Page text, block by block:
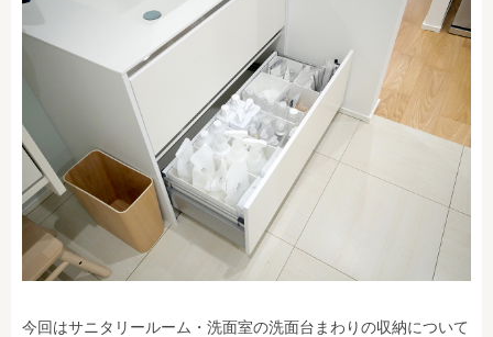
今回はサニタリールーム・洗面室の洗面台まわりの収納について